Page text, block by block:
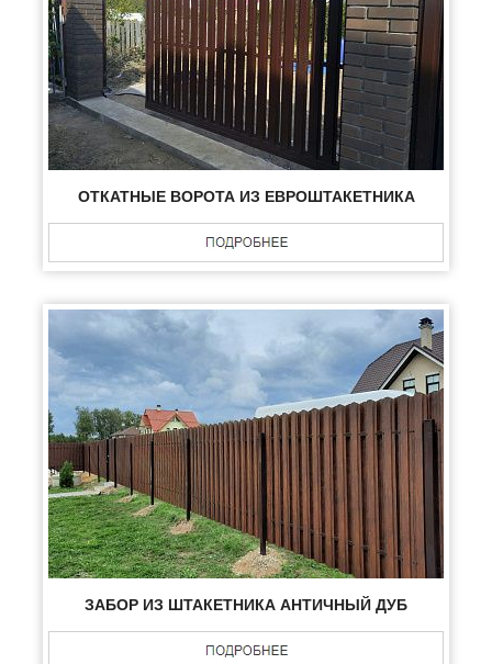
ОТКАТНЫЕ ВОРОТА ИЗ ЕВРОШТАКЕТНИКА
ЗАБОР ИЗ ШТАКЕТНИКА АНТИЧНЫЙ ДУБ